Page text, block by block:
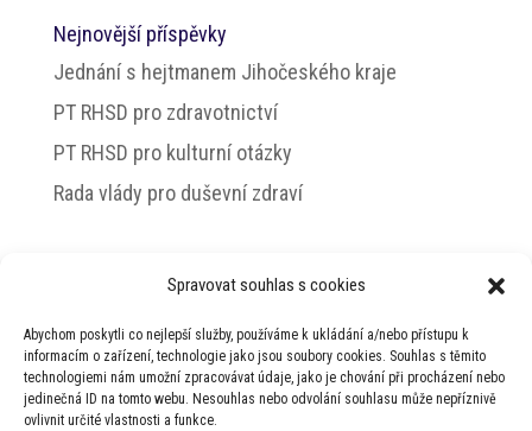
Spravovat souhlas s cookies
Abychom poskytli co nejlepší služby, používáme k ukládání a/nebo přístupu k
informacím o zařízení, technologie jako jsou soubory cookies. Souhlas s těmito
technologiemi nám umožní zpracovávat údaje, jako je chování při procházení nebo
jedinečná ID na tomto webu. Nesouhlas nebo odvolání souhlasu může nepříznivě
ovlivnit určité vlastnosti a funkce.
Nejnovější příspěvky
Jednání s hejtmanem Jihočeského kraje
PT RHSD pro zdravotnictví
PT RHSD pro kulturní otázky
Rada vlády pro duševní zdraví
Horeckého
Web vytvořila firmaRUDIve spolupráci s
agenturou